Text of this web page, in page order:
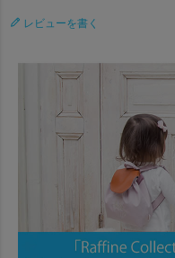
レビューを書く